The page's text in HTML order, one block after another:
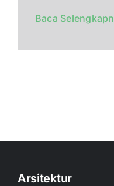
Baca
Arsitektur